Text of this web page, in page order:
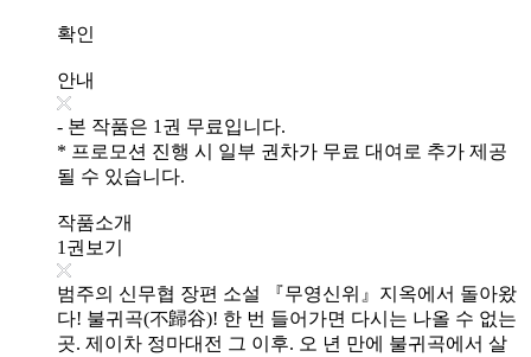
확인
안내
- 본 작품은 1권 무료입니다.
* 프로모션 진행 시 일부 권차가 무료 대여로 추가 제공
될 수 있습니다.
작품소개
1권보기
범주의 신무협 장편 소설 『무영신위』지옥에서 돌아왔
다! 불귀곡(不歸谷)! 한 번 들어가면 다시는 나올 수 없는
곳. 제이차 정마대전 그 이후. 오 년 만에 불귀곡에서 살